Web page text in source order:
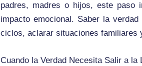
padres, madres o hijos, este paso
impacto emocional. Saber la
ciclos, aclarar situaciones familiares
Cuando la Verdad Necesita Salir a la